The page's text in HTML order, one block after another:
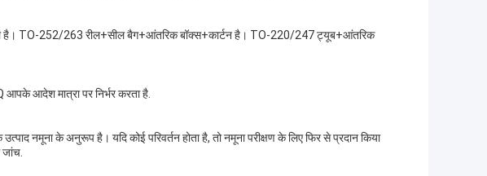
TO-252/263 रील+सील बैग+आंतरिक बॉक्स+कार्टन है। TO-220/247 ट्यूब+आंतरिक
आदेश मात्रा पर निर्भर करता है.
नमूना के अनुरूप है। यदि कोई परिवर्तन होता है, तो नमूना परीक्षण के लिए फिर से प्रदान किया
जांच.